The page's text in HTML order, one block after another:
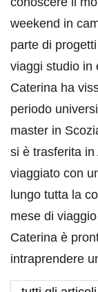
weekend in
parte di
viaggi studio in
Caterina ha
periodo
master in
si è trasferita
viaggiato con
lungo tutta la
mese di
Caterina è
intraprendere